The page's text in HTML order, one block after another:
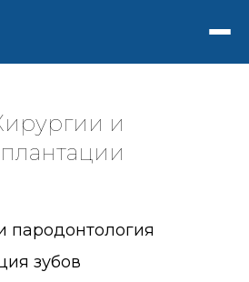
и
пародонтология
зубов